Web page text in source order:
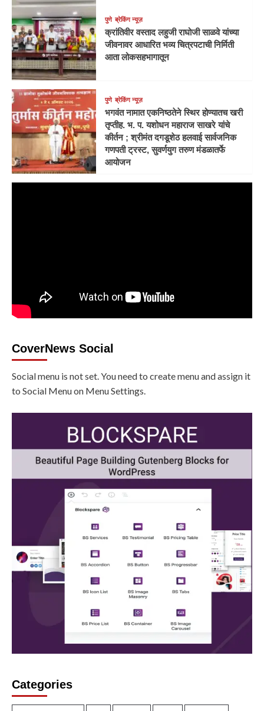
पुणे ब्रेकिंग न्यूज़
क्रांतिवीर वस्ताद लहुजी राघोजी साळवे यांच्या
जीवनावर आधारित भव्य चित्रपटाची निर्मिती
आता लोकसहभागातून
पुणे ब्रेकिंग न्यूज़
भगवंत नामात एकनिष्ठतेने स्थिर होण्यातच खरी
तृप्तीह. भ. प. यशोधन महाराज साखरे यांचे
कीर्तन ; श्रीमंत दगडूशेठ हलवाई सार्वजनिक
गणपती ट्रस्ट, सुवर्णयुग तरुण मंडळातर्फे
आयोजन
CoverNews Social
Social menu is not set. You need to create menu and assign it
to Social Menu on Menu Settings.
Categories